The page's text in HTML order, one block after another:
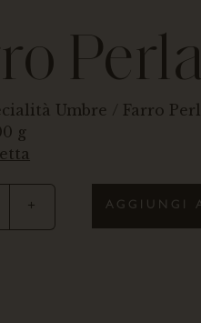
Umbre / Farro
g
+ AGGIUNGI